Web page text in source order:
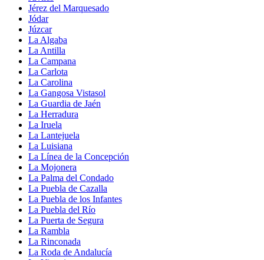
Jérez del Marquesado
Jódar
Júzcar
La Algaba
La Antilla
La Campana
La Carlota
La Carolina
La Gangosa Vistasol
La Guardia de Jaén
La Herradura
La Iruela
La Lantejuela
La Luisiana
La Línea de la Concepción
La Mojonera
La Palma del Condado
La Puebla de Cazalla
La Puebla de los Infantes
La Puebla del Río
La Puerta de Segura
La Rambla
La Rinconada
La Roda de Andalucía